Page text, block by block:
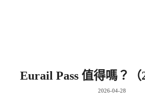
Eurail Pass 值得嗎？（
2026-04-28